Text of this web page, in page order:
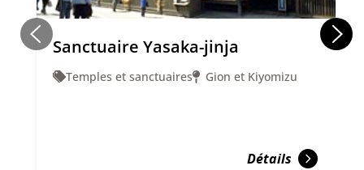
Sanctuaire Yasaka-jinja
Temples et sanctuaires Gion et Kiyomizu
Détails